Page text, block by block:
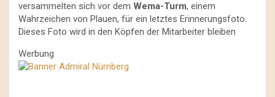
versammelten sich vor dem Wema-Turm, einem
Wahrzeichen von Plauen, für ein letztes Erinnerungsfoto.
Dieses Foto wird in den Köpfen der Mitarbeiter bleiben
Werbung